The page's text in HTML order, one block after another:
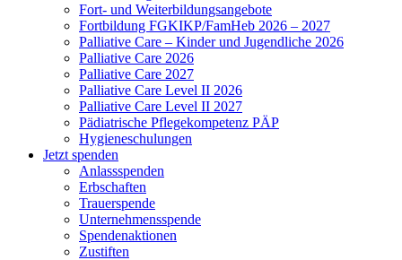
Fort- und Weiterbildungsangebote
Fortbildung FGKIKP/FamHeb 2026 – 2027
Palliative Care – Kinder und Jugendliche 2026
Palliative Care 2026
Palliative Care 2027
Palliative Care Level II 2026
Palliative Care Level II 2027
Pädiatrische Pflegekompetenz PÄP
Hygieneschulungen
Jetzt spenden
Anlassspenden
Erbschaften
Trauerspende
Unternehmensspende
Spendenaktionen
Zustiften